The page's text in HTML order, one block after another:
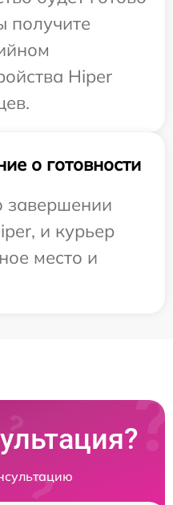
получите
Hiper
о готовности
и курьер
место и